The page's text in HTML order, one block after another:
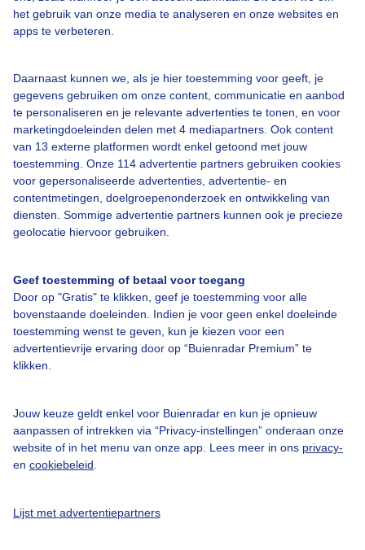
het gebruik van onze media te analyseren en onze websites en
apps te verbeteren.
Daarnaast kunnen we, als je hier toestemming voor geeft, je
gegevens gebruiken om onze content, communicatie en aanbod
te personaliseren en je relevante advertenties te tonen, en voor
marketingdoeleinden delen met 4 mediapartners. Ook content
van 13 externe platformen wordt enkel getoond met jouw
toestemming. Onze 114 advertentie partners gebruiken cookies
voor gepersonaliseerde advertenties, advertentie- en
contentmetingen, doelgroepenonderzoek en ontwikkeling van
diensten. Sommige advertentie partners kunnen ook je precieze
geolocatie hiervoor gebruiken.
Geef toestemming of betaal voor toegang
Door op "Gratis" te klikken, geef je toestemming voor alle
bovenstaande doeleinden. Indien je voor geen enkel doeleinde
toestemming wenst te geven, kun je kiezen voor een
advertentievrije ervaring door op “Buienradar Premium” te
klikken.
Jouw keuze geldt enkel voor Buienradar en kun je opnieuw
aanpassen of intrekken via “Privacy-instellingen” onderaan onze
website of in het menu van onze app. Lees meer in ons privacy-
en cookiebeleid
Lijst met advertentiepartners
Bekijk slideshow
Een moment geduld aub...
Bedrijfsgegevens
Veelgestelde vragen
Contact
Adverteren
Buienradar Team
Cookie beleid